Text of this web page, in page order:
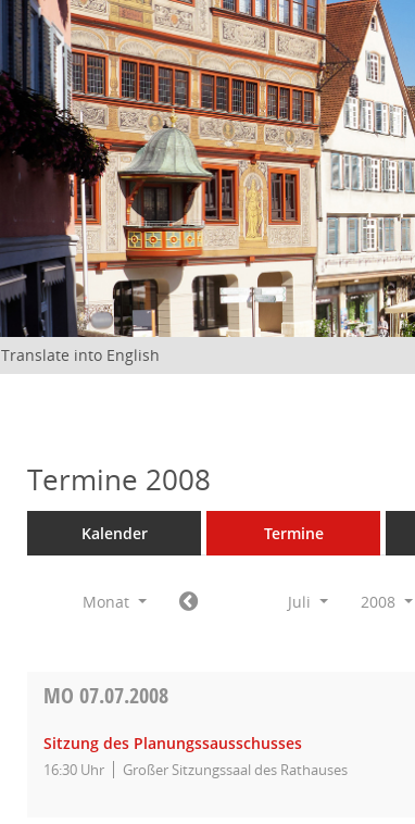
Translate into English
Termine 2008
Kalender Termine
Monat Juli 2008
MO07.07.2008
Sitzung des Planungssausschusses
16:30 Uhr Großer Sitzungssaal des Rathauses